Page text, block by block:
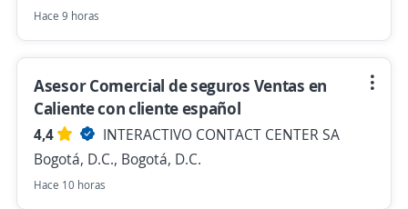
Hace 9 horas
Asesor Comercial de seguros Ventas en
Caliente con cliente español
4,4
INTERACTIVO CONTACT CENTER SA
Bogotá, D.C., Bogotá, D.C.
Hace 10 horas